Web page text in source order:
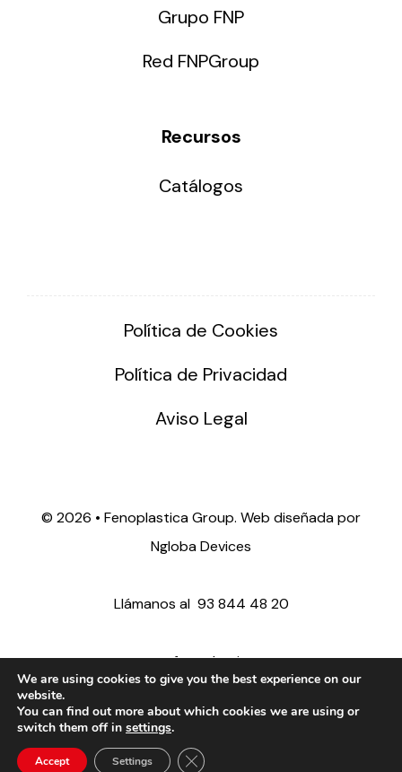
Grupo FNP
Red FNPGroup
Recursos
Catálogos
Política de Cookies
Política de Privacidad
Aviso Legal
© 2026 • Fenoplastica Group. Web diseñada por
Ngloba Devices
Llámanos al 93 844 48 20
ventas@fenoplastica.com
export@fenoplastica.com
We are using cookies to give you the best experience on our
website.
You can find out more about which cookies we are using or
switch them off in settings.
Accept Settings Close GDPR Cookie Banner